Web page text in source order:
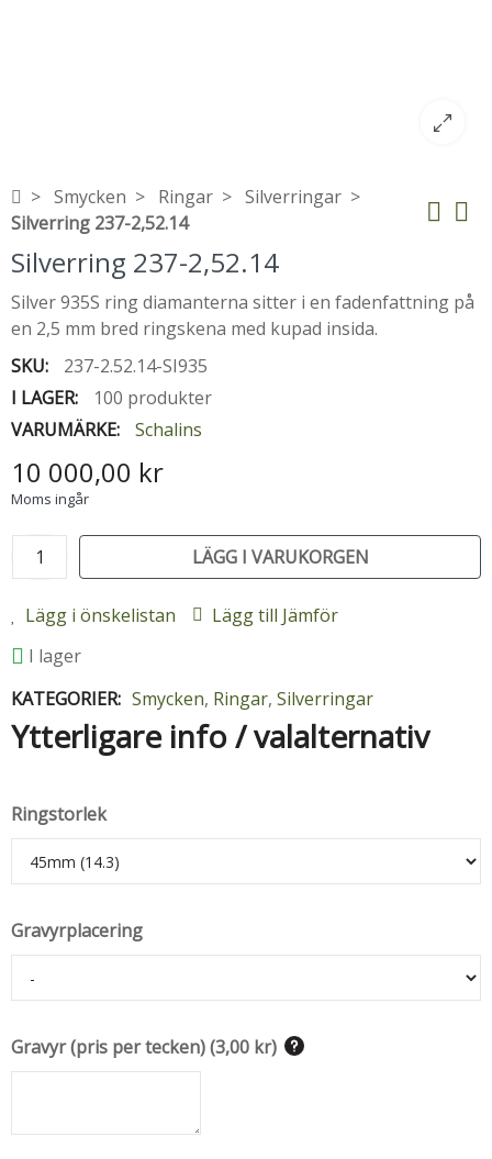
Smycken Ringar
Silverringar
Silverring 237-2,52.14
Silverring 237-2,52.14
Silver 935S ring diamanterna sitter i en fadenfattning på
en 2,5 mm bred ringskena med kupad insida.
SKU:
237-2.52.14-SI935
I LAGER:
100 produkter
VARUMÄRKE:
Schalins
10 000,00 kr
Moms ingår
LÄGG I VARUKORGEN
Lägg i önskelistan
Lägg till Jämför
I lager
KATEGORIER: Smycken, Ringar, Silverringar
Ytterligare info / valalternativ
Ringstorlek
Gravyrplacering
Gravyr (pris per tecken)(3,00 kr)